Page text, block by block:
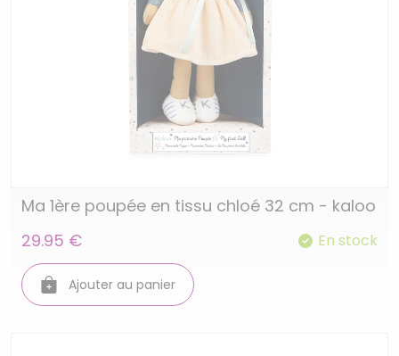
Ma 1ère poupée en tissu chloé 32 cm - kaloo
29.95 €
En stock
Ajouter au panier